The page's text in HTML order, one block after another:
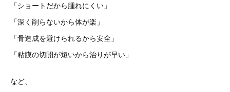
「ショートだから腫れにくい」
「深く削らないから体が楽」
「骨造成を避けられるから安全」
「粘膜の切開が短いから治りが早い」
など、